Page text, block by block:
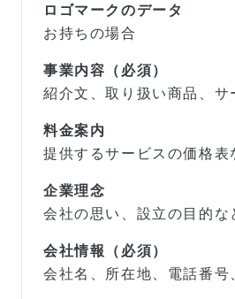
ロゴマークのデータ
お持ちの場合
事業内容（必須）
紹介文、取り扱い商品、サ
料金案内
提供するサービスの価格表
企業理念
会社の思い、設立の目的な
会社情報（必須）
会社名、所在地、電話番号